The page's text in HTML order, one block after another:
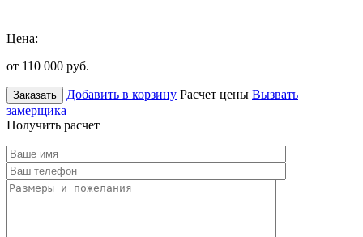
Цена:
от 110 000 руб.
Заказать Добавить в корзину Расчет цены Вызвать
замерщика
Получить расчет